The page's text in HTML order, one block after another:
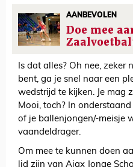
AANBEVOLEN
Doe mee
Is dat alles? Oh nee, zeker
bent, ga je snel naar een
wedstrijd te kijken. Je mag
Mooi, toch? In
of je ballenjongen/-meisje
vaandeldrager.
Om mee te kunnen doen
lid zijn van Ajax Jonge